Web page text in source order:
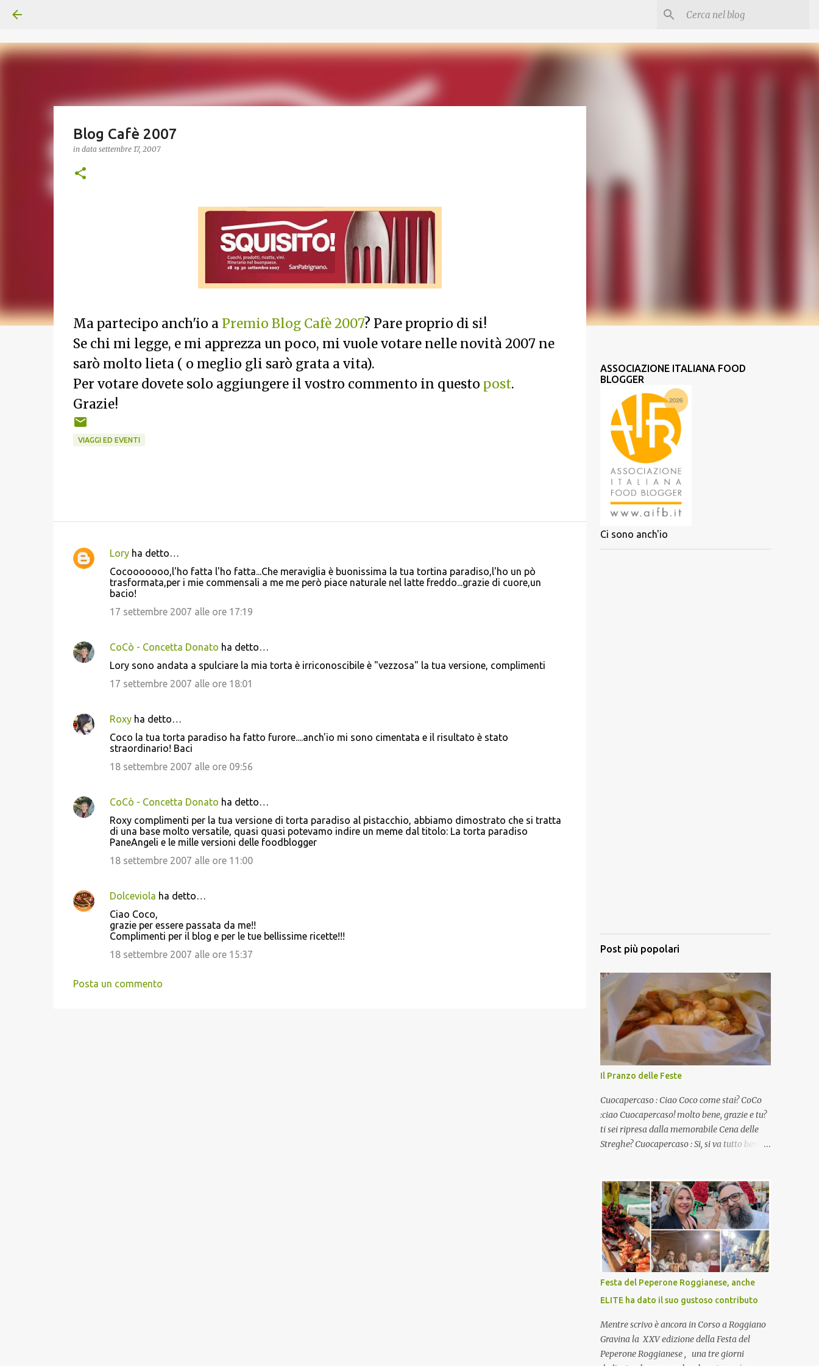
Blog Cafè 2007
in data settembre 17, 2007
Ma partecipo anch'io a Premio Blog Cafè 2007? Pare proprio di si!
Se chi mi legge, e mi apprezza un poco, mi vuole votare nelle novità 2007 ne
sarò molto lieta ( o meglio gli sarò grata a vita).
Per votare dovete solo aggiungere il vostro commento in questo post.
Grazie!
VIAGGI ED EVENTI
C
n
t
Loryha detto…
Cocooooooo,l'ho fatta l'ho fatta...Che meraviglia è buonissima la tua tortina paradiso,l'ho un pò
trasformata,per i mie commensali a me me però piace naturale nel latte freddo...grazie di cuore,un
bacio!
17 settembre 2007 alle ore 17:19
CoCò - Concetta Donato ha detto…
Lory sono andata a spulciare la mia torta è irriconoscibile è "vezzosa" la tua versione, complimenti
17 settembre 2007 alle ore 18:01
Roxyha detto…
Coco la tua torta paradiso ha fatto furore....anch'io mi sono cimentata e il risultato è stato
straordinario! Baci
18 settembre 2007 alle ore 09:56
CoCò - Concetta Donato ha detto…
Roxy complimenti per la tua versione di torta paradiso al pistacchio, abbiamo dimostrato che si tratta
di una base molto versatile, quasi quasi potevamo indire un meme dal titolo: La torta paradiso
PaneAngeli e le mille versioni delle foodblogger
18 settembre 2007 alle ore 11:00
Dolceviola ha detto…
Ciao Coco,
grazie per essere passata da me!!
Complimenti per il blog e per le tue bellissime ricette!!!
18 settembre 2007 alle ore 15:37
Posta un commento
ASSOCIAZIONE ITALIANA FOOD
BLOGGER
Ci sono anch'io
Post più popolari
Il Pranzo delle Feste
Cuocapercaso : Ciao Coco come stai? CoCo
:ciao Cuocapercaso! molto bene, grazie e tu?
ti sei ripresa dalla memorabile Cena delle
Streghe? Cuocapercaso : Si, si va tutto bene…
virtuale! CoCo : Eh già!! E adesso con le feste
che arrivano chissà che mangiate…a
proposito Cuoca cosa prepari domenica per
pranzo, racconta un po'! Perchè io avrò ospiti
e cerco degli spunti... Cuocapercaso : A dire il
vero domenica prossima non preparo nulla
perché vado al Pranzo Aziendale di fine
anno organizzato dai mie capi! CoCo :
Pranzo aziendale? Una bella idea!
Cuocapercaso : si, è un modo per riunirsi
tutti a fine anno e tirare le somme…
naturalmente mangiando tutti insieme, con
grande convivialità! CoCo : è naturale il cibo,
Festa del Peperone Roggianese, anche
ELITE ha dato il suo gustoso contributo
Mentre scrivo è ancora in Corso a Roggiano
Gravina la XXV edizione della Festa del
Peperone Roggianese , una tre giorni